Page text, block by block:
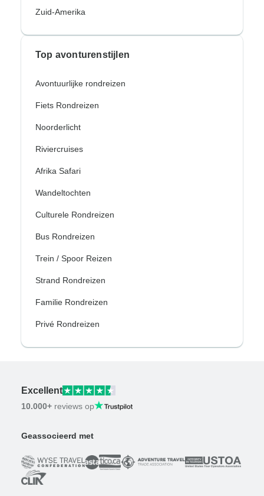
Zuid-Amerika
Top avonturenstijlen
Avontuurlijke rondreizen
Fiets Rondreizen
Noorderlicht
Riviercruises
Afrika Safari
Wandeltochten
Culturele Rondreizen
Bus Rondreizen
Trein / Spoor Reizen
Strand Rondreizen
Familie Rondreizen
Privé Rondreizen
Excellent
10.000+ reviews op
Geassocieerd met